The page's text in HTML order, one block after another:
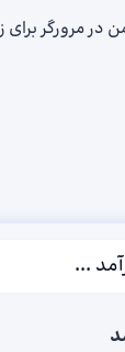
در مرورگر برای